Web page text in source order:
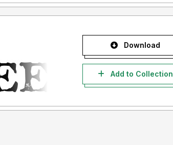
Download
Add to Collection